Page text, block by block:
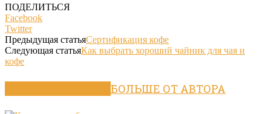
ПОДЕЛИТЬСЯ
Facebook
Twitter
Предыдущая статьяСертификация кофе
Следующая статьяКак выбрать хороший чайник для чая и
кофе
БОЛЬШЕ ОТ АВТОРА